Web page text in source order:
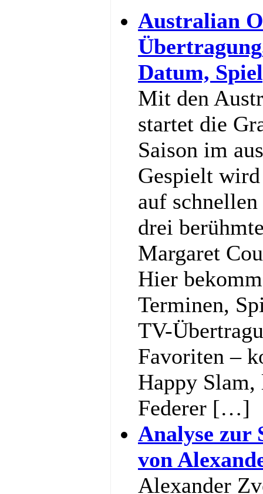
Australian
Datum,
Mit den
startet die
Saison im
Gespielt
auf
drei
Margaret
Hier
Terminen,
TV-
Favoriten –
Happy Slam,
Federer […]
Analyse zur
von
Alexander